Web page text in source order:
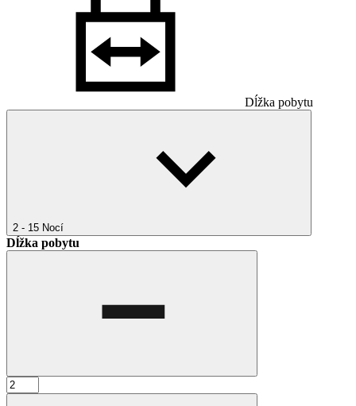
Dĺžka pobytu
2 - 15 Nocí
Dĺžka pobytu